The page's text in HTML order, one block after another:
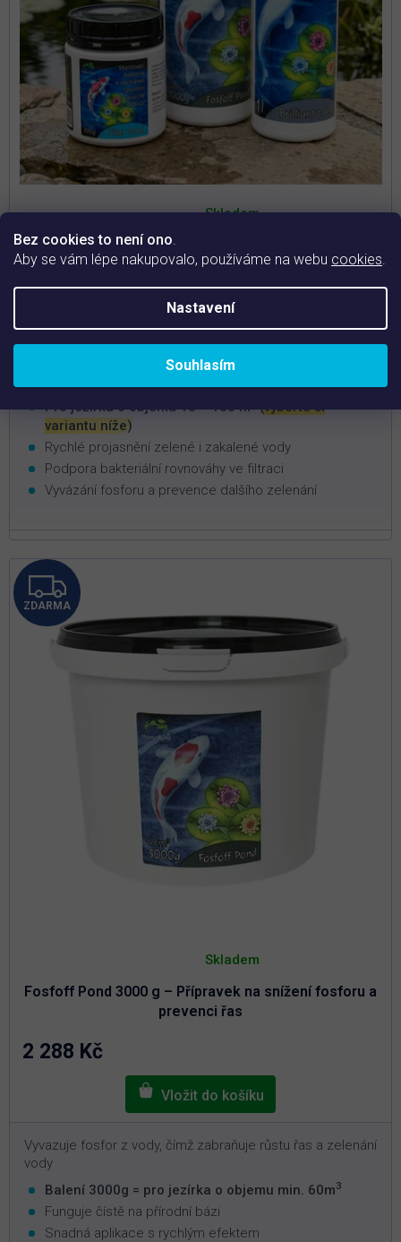
Bez cookies to není ono.
Aby se vám lépe nakupovalo, používáme na webu cookies.
Nastavení
Souhlasím
A
Účinná sada proti zelené vodě
hodnocení
je
5,0
z
hvězdiček.
Skladem
od1 002 Kč
Účinná sada produktů Homepond pro rychlé projasnění
Pro jezírka o objemu 10 – 100 m (vyberte si
variantu níže)
Rychlé projasnění zelené i zakalené vody
Podpora bakteriální rovnováhy ve filtraci
Vyvázání fosforu a prevence dalšího zelenání
Z
D
A
ZDARMA
Fosfoff Pond 3000 g – Přípravek na snížení fosforu a
prevenci řas
hodnocení
je
5,0
z
5
Skladem
2 288 Kč
Vyvazuje fosfor z vody, čímž zabraňuje růstu řas a zelenání
vody
Balení 3000g = pro jezírka o objemu min. 60m3
Funguje čístě na přírodní bázi
Snadná aplikace s rychlým efektem